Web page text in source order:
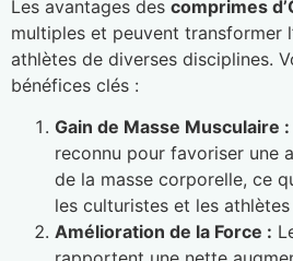
Les avantages des comprimes
multiples et peuvent transformer
athlètes de diverses disciplines.
bénéfices clés :
Gain de Masse Musculaire :
reconnu pour favoriser une
de la masse corporelle, ce
les culturistes et les
Amélioration de la Force :